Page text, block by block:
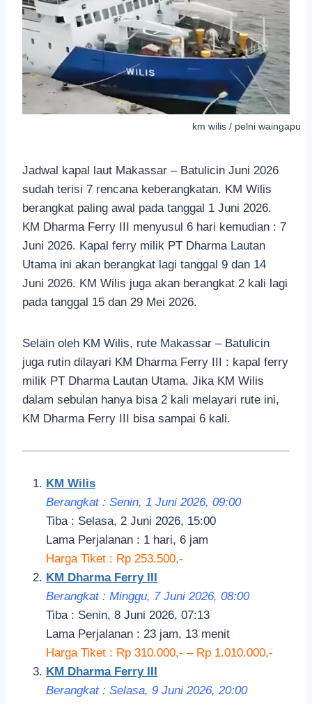
km wilis / pelni waingapu
Jadwal kapal laut Makassar – Batulicin Juni 2026
sudah terisi 7 rencana keberangkatan. KM Wilis
berangkat paling awal pada tanggal 1 Juni 2026.
KM Dharma Ferry III menyusul 6 hari kemudian : 7
Juni 2026. Kapal ferry milik PT Dharma Lautan
Utama ini akan berangkat lagi tanggal 9 dan 14
Juni 2026. KM Wilis juga akan berangkat 2 kali lagi
pada tanggal 15 dan 29 Mei 2026.
Selain oleh KM Wilis, rute Makassar – Batulicin
juga rutin dilayari KM Dharma Ferry III : kapal ferry
milik PT Dharma Lautan Utama. Jika KM Wilis
dalam sebulan hanya bisa 2 kali melayari rute ini,
KM Dharma Ferry III bisa sampai 6 kali.
KM Wilis
Berangkat : Senin, 1 Juni 2026, 09:00
Tiba : Selasa, 2 Juni 2026, 15:00
Lama Perjalanan : 1 hari, 6 jam
Harga Tiket : Rp 253.500,-
KM Dharma Ferry III
Berangkat : Minggu, 7 Juni 2026, 08:00
Tiba : Senin, 8 Juni 2026, 07:13
Lama Perjalanan : 23 jam, 13 menit
Harga Tiket : Rp 310.000,- – Rp 1.010.000,-
KM Dharma Ferry III
Berangkat : Selasa, 9 Juni 2026, 20:00